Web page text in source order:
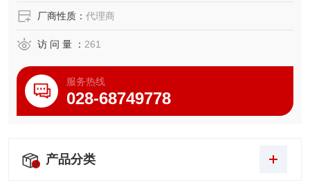
厂商性质： 代理商
访 问 量 ： 261
服务热线
028-68749778
产品分类